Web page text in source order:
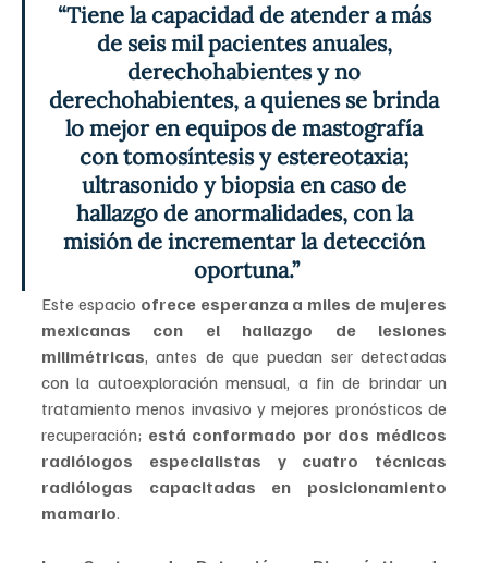
“Tiene la capacidad de atender a más
de seis mil pacientes anuales,
derechohabientes y no
derechohabientes, a quienes se brinda
lo mejor en equipos de mastografía
con tomosíntesis y estereotaxia;
ultrasonido y biopsia en caso de
hallazgo de anormalidades, con la
misión de incrementar la detección
oportuna.”
Este espacio ofrece esperanza a miles de mujeres
mexicanas con el hallazgo de lesiones
milimétricas, antes de que puedan ser detectadas
con la autoexploración mensual, a fin de brindar un
tratamiento menos invasivo y mejores pronósticos de
recuperación; está conformado por dos médicos
radiólogos especialistas y cuatro técnicas
radiólogas capacitadas en posicionamiento
mamario.